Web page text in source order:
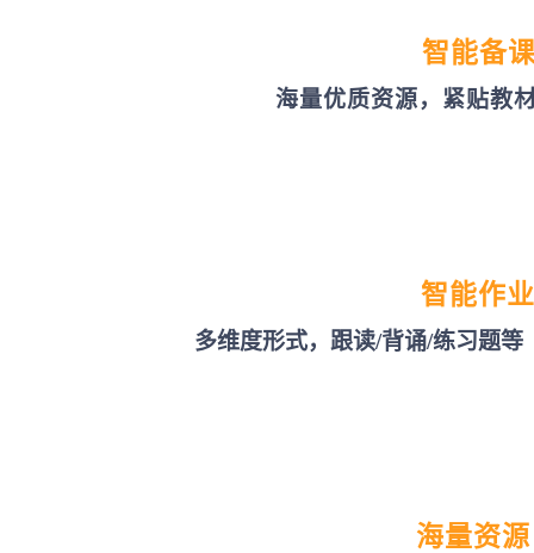
智能备
海量优质资源，紧贴教
智能作业
多维度形式，跟读/背诵/练习题等
海量资源